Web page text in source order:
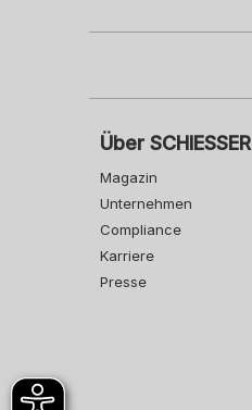
Über SCHIESSER
Magazin
Unternehmen
Compliance
Karriere
Presse